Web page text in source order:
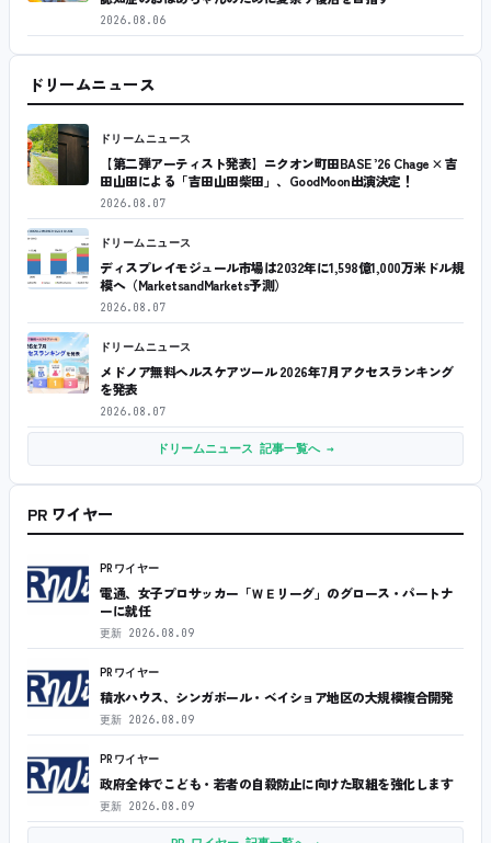
2026.08.06
ドリームニュース
ドリームニュース
【第二弾アーティスト発表】ニクオン町田BASE ’26 Chage × 吉
田山田による「吉田山田柴田」、GoodMoon出演決定！
2026.08.07
ドリームニュース
ディスプレイモジュール市場は2032年に1,598億1,000万米ドル規
模へ（MarketsandMarkets予測）
2026.08.07
ドリームニュース
メドノア無料ヘルスケアツール 2026年7月アクセスランキング
を発表
2026.08.07
ドリームニュース 記事一覧へ →
PR ワイヤー
PRワイヤー
電通、女子プロサッカー「ＷＥリーグ」のグロース・パートナ
ーに就任
更新 2026.08.09
PRワイヤー
積水ハウス、シンガポール・ベイショア地区の大規模複合開発
更新 2026.08.09
PRワイヤー
政府全体でこども・若者の自殺防止に向けた取組を強化します
更新 2026.08.09